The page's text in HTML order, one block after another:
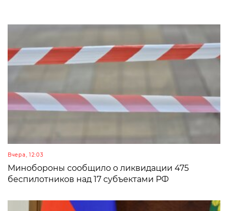
Вчера, 12:03
Минобороны сообщило о ликвидации 475
беспилотников над 17 субъектами РФ